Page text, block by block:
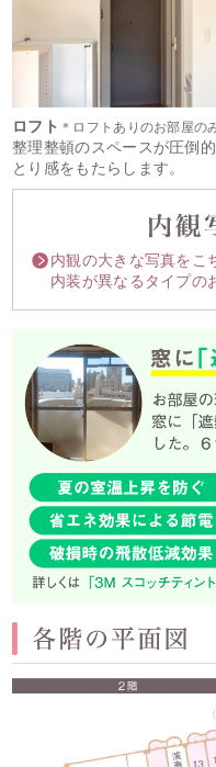
ロフト ＊ロフトありのお部屋の
整理整頓のスペースが圧倒
とり感をもたらします。
内観の大きな写真をこ
内装が異なるタイプの